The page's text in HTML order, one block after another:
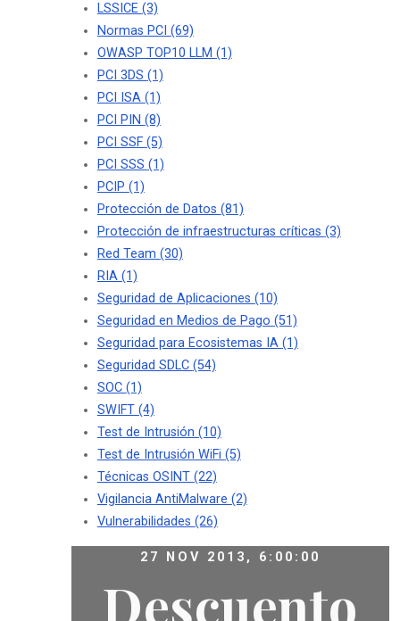
LSSICE (3)
Normas PCI (69)
OWASP TOP10 LLM (1)
PCI 3DS (1)
PCI ISA (1)
PCI PIN (8)
PCI SSF (5)
PCI SSS (1)
PCIP (1)
Protección de Datos (81)
Protección de infraestructuras críticas (3)
Red Team (30)
RIA (1)
Seguridad de Aplicaciones (10)
Seguridad en Medios de Pago (51)
Seguridad para Ecosistemas IA (1)
Seguridad SDLC (54)
SOC (1)
SWIFT (4)
Test de Intrusión (10)
Test de Intrusión WiFi (5)
Técnicas OSINT (22)
Vigilancia AntiMalware (2)
Vulnerabilidades (26)
27 NOV 2013, 6:00:00
Descuento